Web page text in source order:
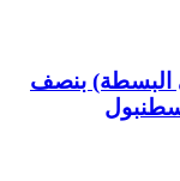
البسطة) بنصف